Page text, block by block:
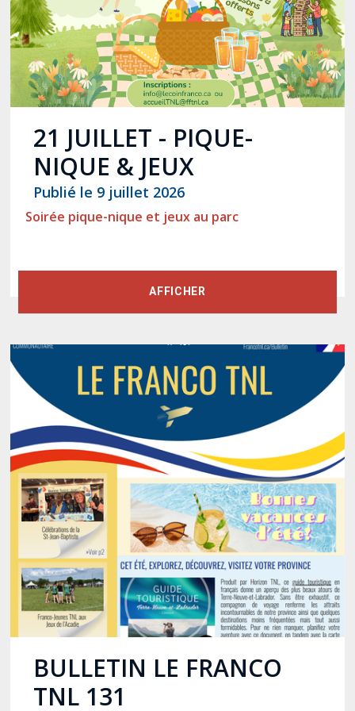
Allison Chaytor
Maurice Nzoyamara
Lee Trowbridge
Randy Follet
Skye Fisher
Pamela Tucker
Stacy Smith
Nancy Dillon
Clare Halleran
Joseph Kayumba
Dominic Demers
Yulia Kudryakova
provincial
Ressources linguistiques pour la
communication en santé
21 JUILLET - PIQUE-
NIQUE & JEUX
Publié le 9 juillet 2026
Soirée pique-nique et jeux au parc
AFFICHER
BULLETIN LE FRANCO
TNL 131